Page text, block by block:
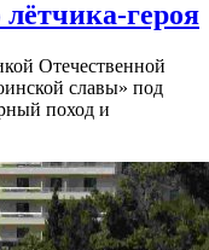
лётчика-героя
Отечественной
славы» под
поход и